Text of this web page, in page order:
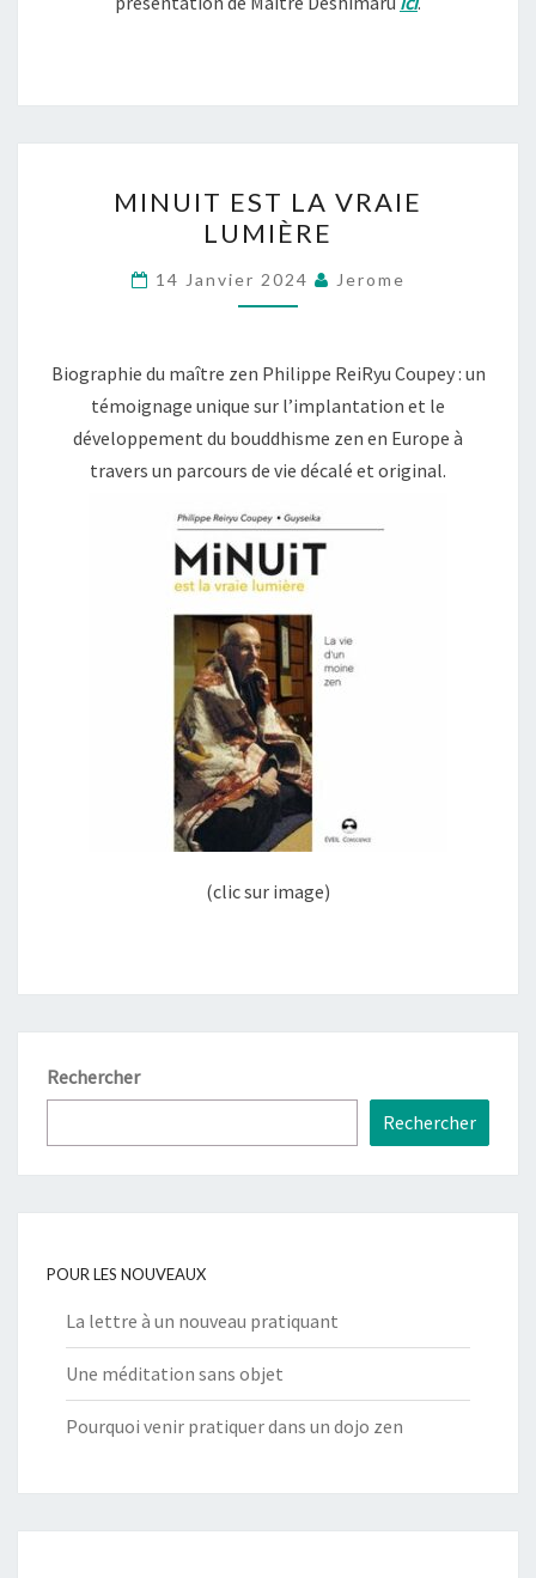
EST
LA
VRAIE
LUMIÈRE
MINUIT EST LA VRAIE
LUMIÈRE
14 Janvier 2024 Jerome
Biographie du maître zen Philippe ReiRyu Coupey : un
témoignage unique sur l’implantation et le
développement du bouddhisme zen en Europe à
travers un parcours de vie décalé et original.
(clic sur image)
Rechercher
Rechercher
POUR LES NOUVEAUX
La lettre à un nouveau pratiquant
Une méditation sans objet
Pourquoi venir pratiquer dans un dojo zen